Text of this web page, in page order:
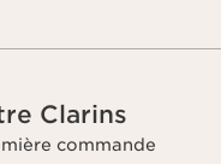
Clarins
commande